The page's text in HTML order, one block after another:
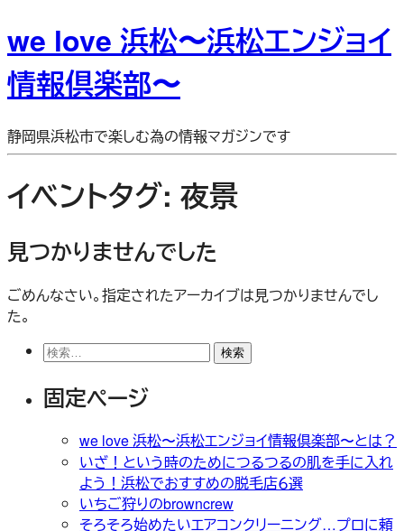
we love 浜松〜浜松エンジョイ
情報倶楽部〜
静岡県浜松市で楽しむ為の情報マガジンです
イベントタグ: 夜景
見つかりませんでした
ごめんなさい。指定されたアーカイブは見つかりませんでし
た。
検
固定ページ
we love 浜松〜浜松エンジョイ情報倶楽部〜とは？
いざ！という時のためにつるつるの肌を手に入れ
よう！浜松でおすすめの脱毛店６選
いちご狩りのbrowncrew
そろそろ始めたいエアコンクリーニング…プロに頼